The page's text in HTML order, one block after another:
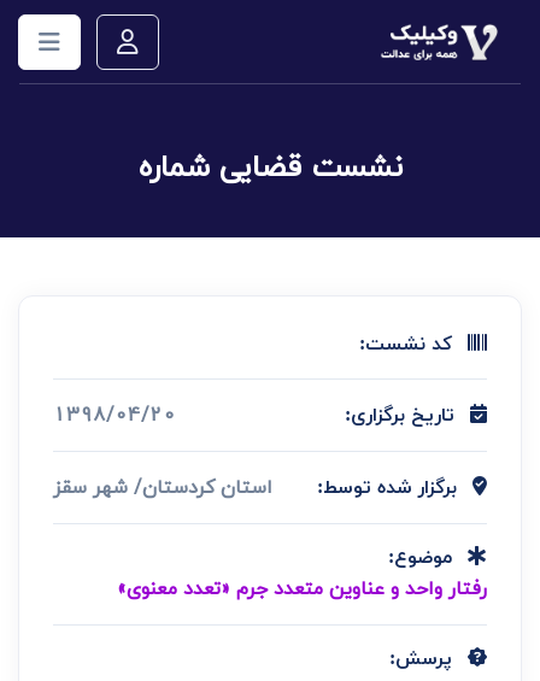
نشست قضایی شماره
کد نشست:
تاریخ برگزاری: 1398/04/20
برگزار شده توسط: استان کردستان/ شهر سقز
موضوع:
رفتار واحد و عناوین متعدد جرم «تعدد معنوی»
پرسش: